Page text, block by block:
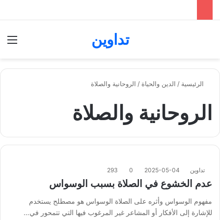
تداوين
الرئيسية / الدين والحياة / الروحانية والصلاة
الروحانية والصلاة
تداوين 2025-05-04
0
293
عدم الخشوع في الصلاة بسبب الوسواس
مفهوم الوسواس وأثره على الصلاة الوسواس هو مصطلح يستخدم
للإشارة إلى الأفكار أو المشاعر غير المرغوب فيها التي تتمحور في…